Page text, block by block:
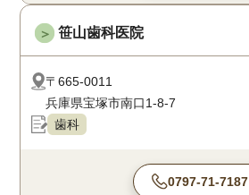
＞ 笹山歯科医院
〒665-0011
兵庫県宝塚市南口1-8-7
歯科
0797-71-7187